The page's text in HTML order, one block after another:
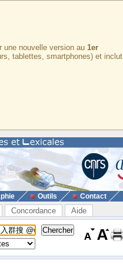
une nouvelle version au 1er
tablettes, smartphones) et inclut
Outils Contact
Concordance Aide